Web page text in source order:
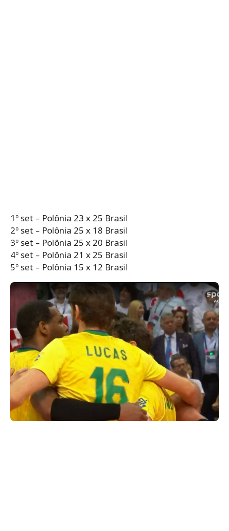
1º set – Polônia 23 x 25 Brasil
2º set – Polônia 25 x 18 Brasil
3º set – Polônia 25 x 20 Brasil
4º set – Polônia 21 x 25 Brasil
5º set – Polônia 15 x 12 Brasil